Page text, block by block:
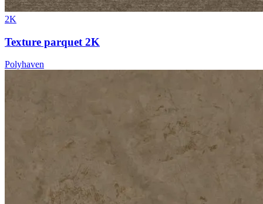
2K
Texture parquet 2K
Polyhaven